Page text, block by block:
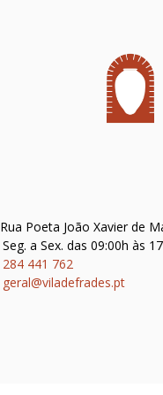
Poeta João Xavier de
Seg. a Sex. das 09:00h às
284 441 762
geral@viladefrades.pt